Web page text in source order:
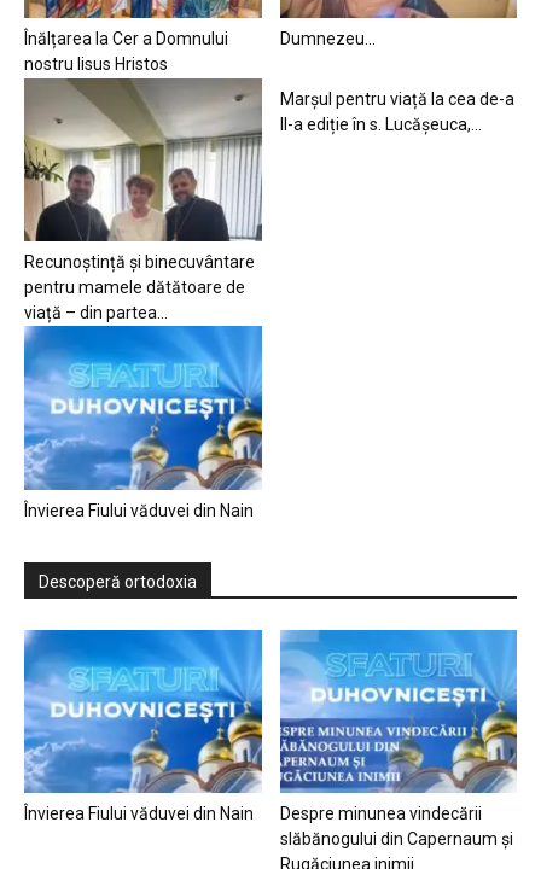
Înălțarea la Cer a Domnului
nostru Iisus Hristos
Dumnezeu…
Recunoștință și binecuvântare
pentru mamele dătătoare de
viață – din partea...
Marșul pentru viață la cea de-a
II-a ediție în s. Lucășeuca,...
Învierea Fiului văduvei din Nain
Descoperă ortodoxia
Învierea Fiului văduvei din Nain
Despre minunea vindecării
slăbănogului din Capernaum și
Rugăciunea inimii